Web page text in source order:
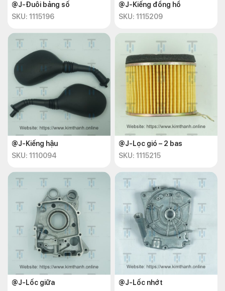
@J-Đuôi bảng số
SKU: 1115196
@J-Kiếng đồng hồ
SKU: 1115209
@J-Kiếng hậu
SKU: 1110094
@J-Lọc gió – 2 bas
SKU: 1115215
@J-Lốc giữa
@J-Lốc nhớt